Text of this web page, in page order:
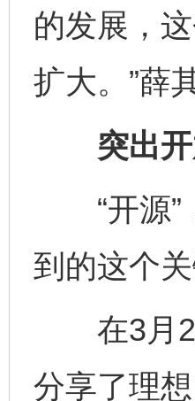
的发展，
扩大。”薛
突出开
“开源”
到的这个
在3月27
分享了理